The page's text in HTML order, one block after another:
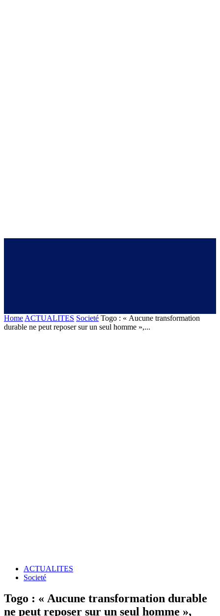
Home ACTUALITES Societé Togo : « Aucune transformation
durable ne peut reposer sur un seul homme »,...
ACTUALITES
Societé
Togo : « Aucune transformation durable
ne peut reposer sur un seul homme »,